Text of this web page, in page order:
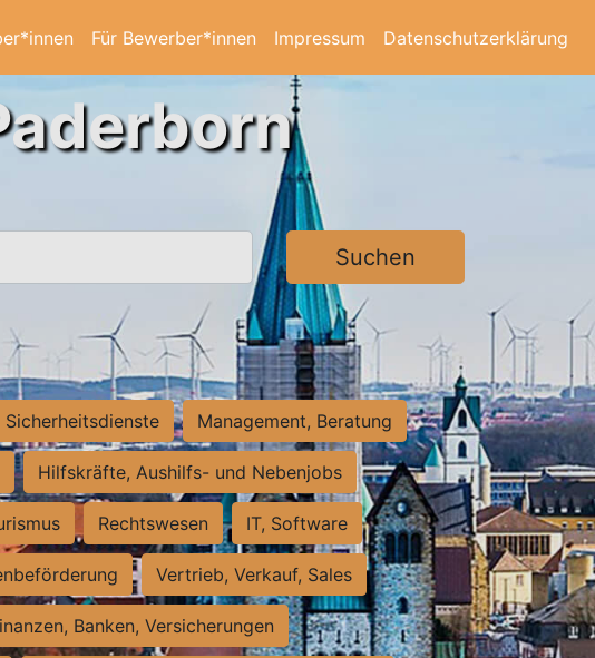
Für Bewerber*innen Impressum Datenschutzerklärung
Suchen
Sicherheitsdienste Management, Beratung
Hilfskräfte, Aushilfs- und Nebenjobs
Rechtswesen IT, Software
Vertrieb, Verkauf, Sales
Banken, Versicherungen